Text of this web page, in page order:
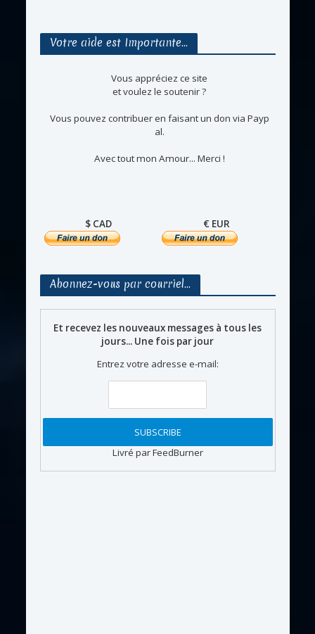
Votre aide est Importante…
Vous appréciez ce site
et voulez le soutenir ?
Vous pouvez contribuer en faisant un don via Payp
al.
Avec tout mon Amour... Merci !
$ CAD € EUR
Abonnez-vous par courriel…
Et recevez les nouveaux messages à tous les
jours... Une fois par jour
Entrez votre adresse e-mail:
Livré par FeedBurner